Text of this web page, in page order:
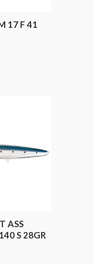
17 F 41
ASS
S 28GR